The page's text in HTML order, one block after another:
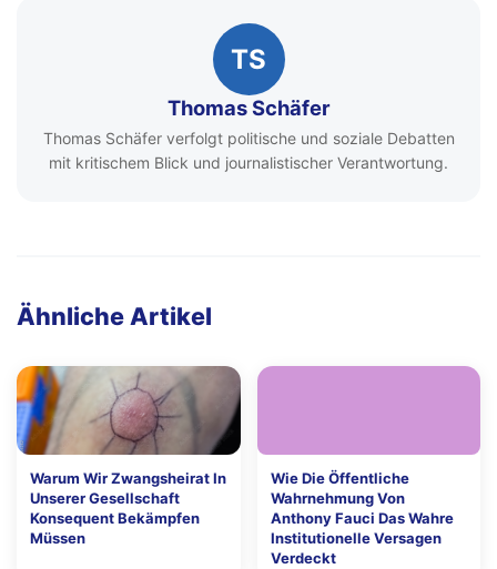
TS
Thomas Schäfer
Thomas Schäfer verfolgt politische und soziale Debatten
mit kritischem Blick und journalistischer Verantwortung.
Ähnliche Artikel
Warum Wir Zwangsheirat In
Unserer Gesellschaft
Konsequent Bekämpfen
Müssen
Wie Die Öffentliche
Wahrnehmung Von
Anthony Fauci Das Wahre
Institutionelle Versagen
Verdeckt